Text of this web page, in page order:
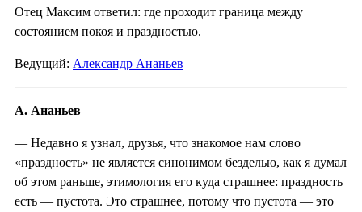
Отец Максим ответил: где проходит граница между
состоянием покоя и праздностью.
Ведущий: Александр Ананьев
А. Ананьев
— Недавно я узнал, друзья, что знакомое нам слово
«праздность» не является синонимом безделью, как я думал
об этом раньше, этимология его куда страшнее: праздность
есть — пустота. Это страшнее, потому что пустота — это